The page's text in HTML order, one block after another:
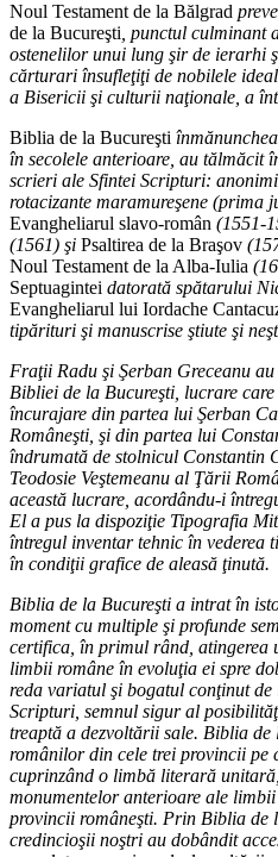
Noul Testament de la Bălgrad
de la Bucureşti , punctul
ostenelilor unui lung şir de ierarhi
cărturari însufleţiţi de nobilele
a Bisericii şi culturii naţionale, a
Biblia de la Bucureşti
în secolele anterioare, au tălmăcit
scrieri ale Sfintei Scripturi:
rotacizante maramureşene (prima
Evangheliarul slavo-român (1551-
(1561) şi Psaltirea de la Braşov
Noul Testament de la Alba-Iulia
Septuagintei datorată spătarului
Evangheliarul lui Iordache
tipărituri şi manuscrise ştiute şi
Fraţii Radu şi Şerban Greceanu
Bibliei de la Bucureşti, lucrare
încurajare din partea lui Şerban
Româneşti, şi din partea lui
îndrumată de stolnicul Constantin
Teodosie Veştemeanu al Ţării
această lucrare, acordându-i
El a pus la dispoziţie Tipografia
întregul inventar tehnic în
în condiţii grafice de aleasă ţinută.
Biblia de la Bucureşti a intrat în
moment cu multiple şi profunde
certifica, în primul rând, atingerea
limbii române în evoluţia ei spre
reda variatul şi bogatul conţinut
Scripturi, semnul sigur al
treaptă a dezvoltării sale. Biblia
românilor din cele trei provincii pe
cuprinzând o limbă literară
monumentelor anterioare ale
provincii româneşti. Prin Biblia de
credincioşii noştri au dobândit